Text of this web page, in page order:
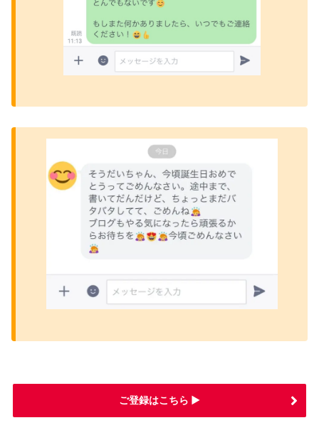
ご登録はこちら ▶